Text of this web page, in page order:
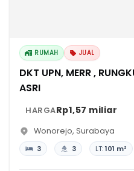
RUMAH JUAL
DKT UPN, MERR ,
ASRI
HARGARp1,57 miliar
Wonorejo, Surabaya
3 3 LT:101 m²